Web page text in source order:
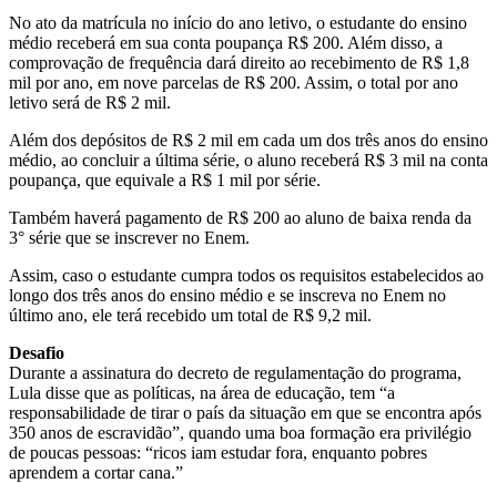
No ato da matrícula no início do ano letivo, o estudante do ensino
médio receberá em sua conta poupança R$ 200. Além disso, a
comprovação de frequência dará direito ao recebimento de R$ 1,8
mil por ano, em nove parcelas de R$ 200. Assim, o total por ano
letivo será de R$ 2 mil.
Além dos depósitos de R$ 2 mil em cada um dos três anos do ensino
médio, ao concluir a última série, o aluno receberá R$ 3 mil na conta
poupança, que equivale a R$ 1 mil por série.
Também haverá pagamento de R$ 200 ao aluno de baixa renda da
3° série que se inscrever no Enem.
Assim, caso o estudante cumpra todos os requisitos estabelecidos ao
longo dos três anos do ensino médio e se inscreva no Enem no
último ano, ele terá recebido um total de R$ 9,2 mil.
Desafio
Durante a assinatura do decreto de regulamentação do programa,
Lula disse que as políticas, na área de educação, tem “a
responsabilidade de tirar o país da situação em que se encontra após
350 anos de escravidão”, quando uma boa formação era privilégio
de poucas pessoas: “ricos iam estudar fora, enquanto pobres
aprendem a cortar cana.”